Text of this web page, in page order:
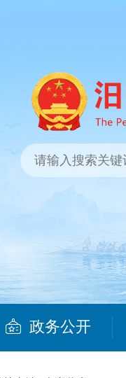
政务公开